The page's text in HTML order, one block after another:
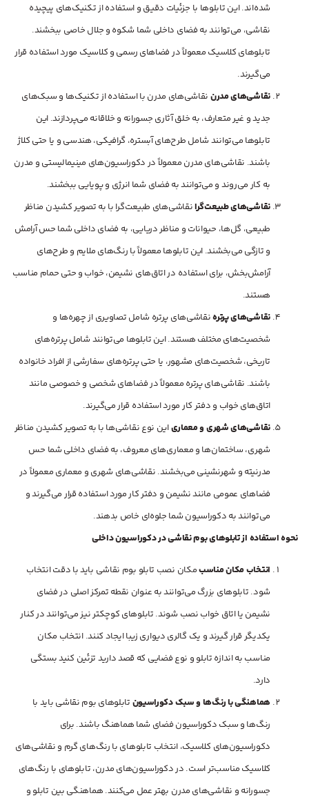
شده‌اند. این تابلوها با جزئیات دقیق و استفاده از تکنیک‌های پیچیده
نقاشی، می‌توانند به فضای داخلی شما شکوه و جلال خاصی ببخشند.
تابلوهای کلاسیک معمولاً در فضاهای رسمی و کلاسیک مورد استفاده قرار
می‌گیرند.
نقاشی‌های مدرن نقاشی‌های مدرن با استفاده از تکنیک‌ها و سبک‌های
جدید و غیر متعارف، به خلق آثاری جسورانه و خلاقانه می‌پردازند. این
تابلوها می‌توانند شامل طرح‌های آبستره، گرافیکی، هندسی و یا حتی کلاژ
باشند. نقاشی‌های مدرن معمولاً در دکوراسیون‌های مینیمالیستی و مدرن
به کار می‌روند و می‌توانند به فضای شما انرژی و پویایی ببخشند.
نقاشی‌های طبیعت‌گرانقاشی‌های طبیعت‌گرا با به تصویر کشیدن مناظر
طبیعی، گل‌ها، حیوانات و مناظر دریایی، به فضای داخلی شما حس آرامش
و تازگی می‌بخشند. این تابلوها معمولاً با رنگ‌های ملایم و طرح‌های
آرامش‌بخش، برای استفاده در اتاق‌های نشیمن، خواب و حتی حمام مناسب
هستند.
نقاشی‌های پرترهنقاشی‌های پرتره شامل تصاویری از چهره‌ها و
شخصیت‌های مختلف هستند. این تابلوها می‌توانند شامل پرتره‌های
تاریخی، شخصیت‌های مشهور، یا حتی پرتره‌های سفارشی از افراد خانواده
باشند. نقاشی‌های پرتره معمولاً در فضاهای شخصی و خصوصی مانند
اتاق‌های خواب و دفتر کار مورد استفاده قرار می‌گیرند.
نقاشی‌های شهری و معماریاین نوع نقاشی‌ها با به تصویر کشیدن مناظر
شهری، ساختمان‌ها و معماری‌های معروف، به فضای داخلی شما حس
مدرنیته و شهرنشینی می‌بخشند. نقاشی‌های شهری و معماری معمولاً در
فضاهای عمومی مانند نشیمن و دفتر کار مورد استفاده قرار می‌گیرند و
می‌توانند به دکوراسیون شما جلوه‌ای خاص بدهند.
نحوه استفاده از تابلوهای بوم نقاشی در دکوراسیون داخلی
انتخاب مکان مناسبمکان نصب تابلو بوم نقاشی باید با دقت انتخاب
شود. تابلوهای بزرگ می‌توانند به عنوان نقطه تمرکز اصلی در فضای
نشیمن یا اتاق خواب نصب شوند. تابلوهای کوچکتر نیز می‌توانند در کنار
یکدیگر قرار گیرند و یک گالری دیواری زیبا ایجاد کنند. انتخاب مکان
مناسب به اندازه تابلو و نوع فضایی که قصد دارید تزئین کنید بستگی
دارد.
هماهنگی با رنگ‌ها و سبک دکوراسیون تابلوهای بوم نقاشی باید با
رنگ‌ها و سبک دکوراسیون فضای شما هماهنگ باشند. برای
دکوراسیون‌های کلاسیک، انتخاب تابلوهای با رنگ‌های گرم و نقاشی‌های
کلاسیک مناسب‌تر است. در دکوراسیون‌های مدرن، تابلوهای با رنگ‌های
جسورانه و نقاشی‌های مدرن بهتر عمل می‌کنند. هماهنگی بین تابلو و